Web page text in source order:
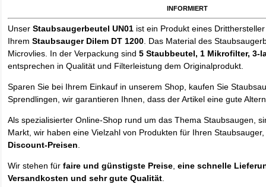
informiert
UnserStaubsaugerbeutel UN01 ist ein Produkt eines
IhremStaubsauger Dilem DT 1200 . Das Material des
Microvlies. In der Verpackung sind5 Staubbeutel, 1 Mikrofilter, 3-
entsprechen in Qualität und Filterleistung dem Originalprodukt.
Sparen Sie bei Ihrem Einkauf in unserem Shop, kaufen Sie
Sprendlingen, wir garantieren Ihnen, dass der Artikel eine gute
Als spezialisierter Online-Shop rund um das Thema Staubsaugen,
Markt, wir haben eine Vielzahl von Produkten für Ihren
Discount-Preisen
Wir stehen fürfaire und günstigste Preise ,eine schnelle
Versandkosten und sehr gute Qualität